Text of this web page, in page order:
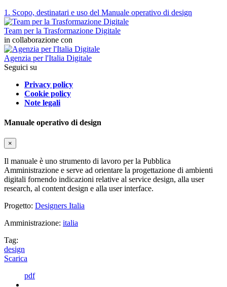
1. Scopo, destinatari e uso del Manuale operativo di design
Team per la Trasformazione Digitale
in collaborazione con
Agenzia per l'Italia Digitale
Seguici su
Privacy policy
Cookie policy
Note legali
Manuale operativo di design
×
Il manuale è uno strumento di lavoro per la Pubblica
Amministrazione e serve ad orientare la progettazione di ambienti
digitali fornendo indicazioni relative al service design, alla user
research, al content design e alla user interface.
Progetto: Designers Italia
Amministrazione: italia
Tag:
design
Scarica
pdf